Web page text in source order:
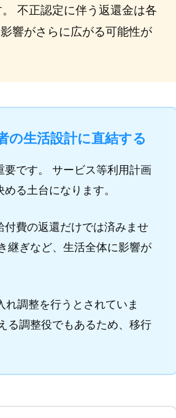
不正認定に伴う返還金は各
響がさらに広がる可能性が
の生活設計に直結する
です。 サービス等利用計画
る土台になります。
費の返還だけでは済みませ
継ぎなど、生活全体に影響が
調整を行うとされていま
る調整役でもあるため、移行